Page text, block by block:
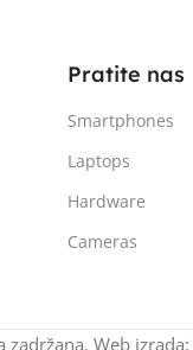
Pratite nas
Smartphones
Laptops
Hardware
Cameras
Web izrada: